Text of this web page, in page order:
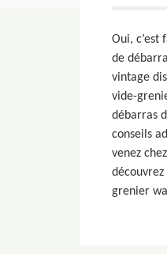
Oui,
de
vintage
vide-
débarras
conseils
venez
grenier